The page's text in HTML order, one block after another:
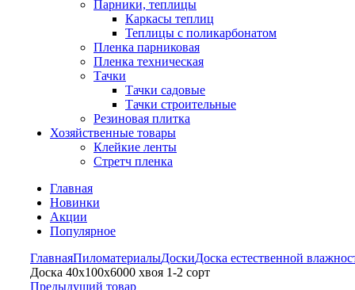
Парники, теплицы
Каркасы теплиц
Теплицы с поликарбонатом
Пленка парниковая
Пленка техническая
Тачки
Тачки садовые
Тачки строительные
Резиновая плитка
Хозяйственные товары
Клейкие ленты
Стретч пленка
Главная
Новинки
Акции
Популярное
ГлавнаяПиломатериалыДоскиДоска естественной
Доска 40х100х6000 хвоя 1-2 сорт
Предыдущий товар